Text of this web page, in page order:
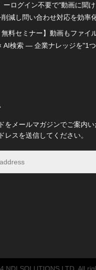
ログイン不要で"動画に聞け
減し問い合わせ対応を効率
無料セミナー】動画もファイ
AI検索 ― 企業ナレッジを"1
をメールマガジンでご案内
レスを送信してください。